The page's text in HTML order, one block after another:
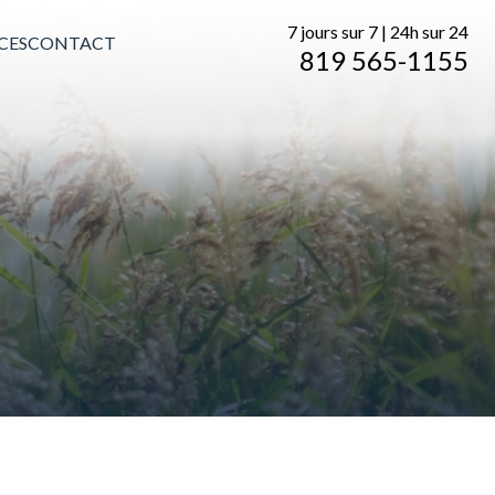
CONTACT
7 jours sur 7 | 24h sur 24
819 565-1155